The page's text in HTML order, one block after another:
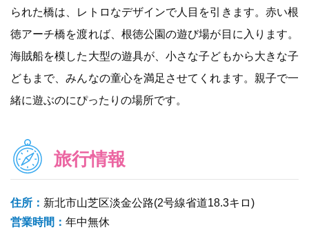
られた橋は、レトロなデザインで人目を引きます。赤い根
徳アーチ橋を渡れば、根徳公園の遊び場が目に入ります。
海賊船を模した大型の遊具が、小さな子どもから大きな子
どもまで、みんなの童心を満足させてくれます。親子で一
緒に遊ぶのにぴったりの場所です。
旅行情報
住所： 新北市山芝区淡金公路(2号線省道18.3キロ)
営業時間： 年中無休